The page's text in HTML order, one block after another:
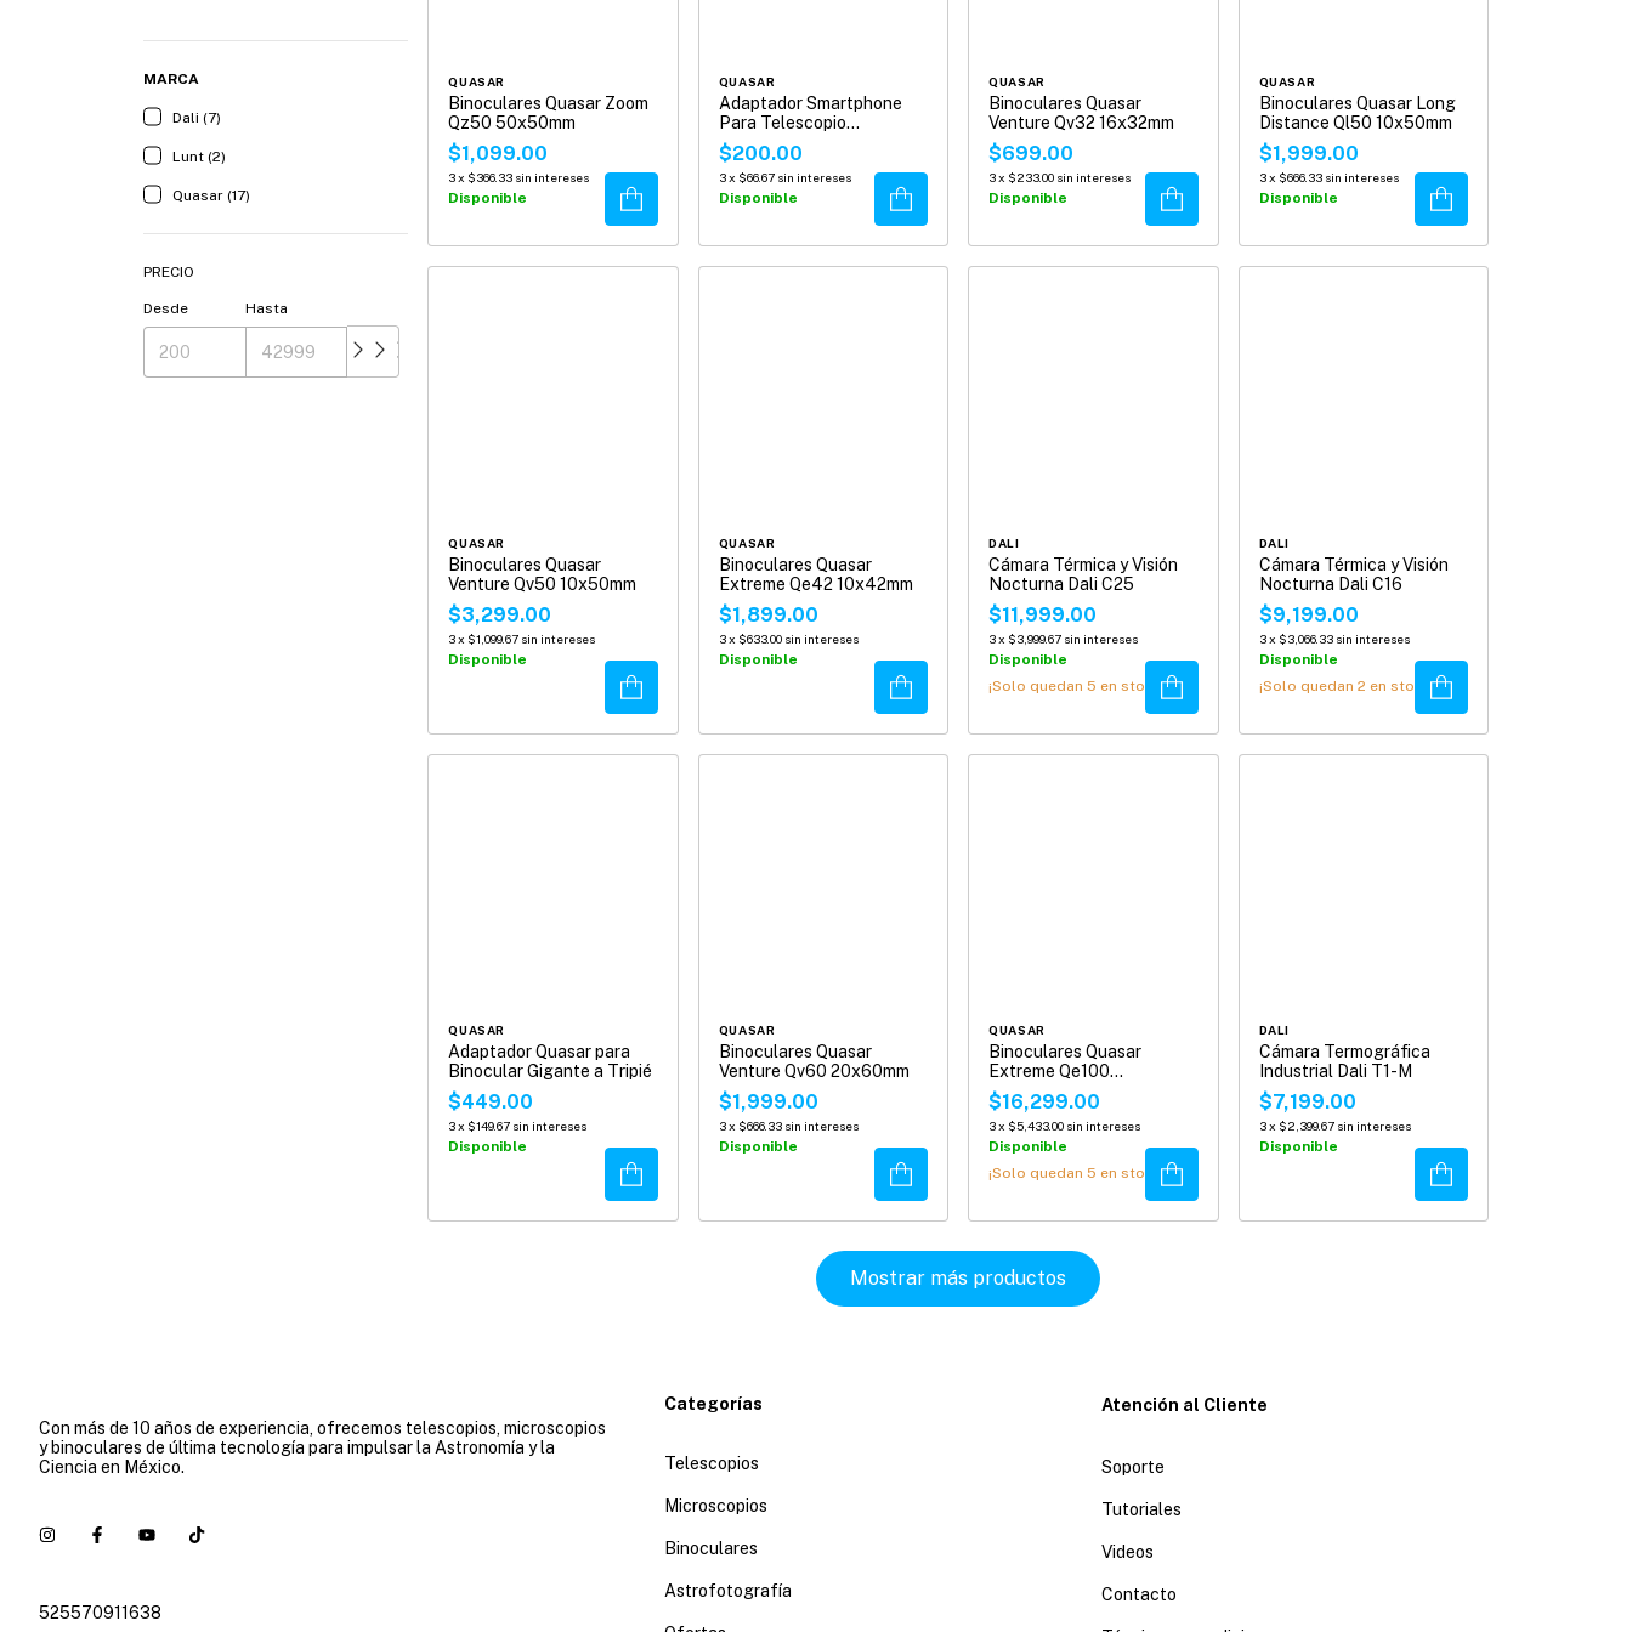
MARCA
Dali (7)
Lunt (2)
Quasar (17)
PRECIO
Desde Hasta
QUASAR
Binoculares Quasar Zoom
Qz50 50x50mm
$1,099.00
3x $366.33 sin intereses
Disponible Comprar
QUASAR
Adaptador Smartphone
Para Telescopio
Microscopio Y Binocular
$200.00
3x $66.67 sin intereses
Disponible Comprar
QUASAR
Binoculares Quasar
Venture Qv32 16x32mm
$699.00
3x $233.00 sin intereses
Disponible Comprar
QUASAR
Binoculares Quasar Long
Distance Ql50 10x50mm
$1,999.00
3 x $666.33 sin intereses
Disponible Comprar
QUASAR
Binoculares Quasar
Venture Qv50 10x50mm
$3,299.00
3x $1,099.67 sin intereses
Disponible
Comprar
QUASAR
Binoculares Quasar
Extreme Qe42 10x42mm
$1,899.00
3x $633.00 sin intereses
Disponible
Comprar
DALI
Cámara Térmica y Visión
Nocturna Dali C25
$11,999.00
3x $3,999.67 sin intereses
Disponible
¡Solo quedan5 en stock! Comprar
DALI
Cámara Térmica y Visión
Nocturna Dali C16
$9,199.00
3 x $3,066.33 sin intereses
Disponible
¡Solo quedan 2 en stock! Comprar
QUASAR
Adaptador Quasar para
Binocular Gigante a Tripié
$449.00
3x $149.67 sin intereses
Disponible
Comprar
QUASAR
Binoculares Quasar
Venture Qv60 20x60mm
$1,999.00
3x $666.33 sin intereses
Disponible
Comprar
QUASAR
Binoculares Quasar
Extreme Qe100
25x100mm Gigantes
$16,299.00
3x $5,433.00 sin intereses
Disponible
¡Solo quedan5 en stock! Comprar
DALI
Cámara Termográfica
Industrial Dali T1-M
$7,199.00
3 x $2,399.67 sin intereses
Disponible
Comprar
Mostrar más productos
Con más de 10 años de experiencia, ofrecemos telescopios, microscopios
y binoculares de última tecnología para impulsar la Astronomía y la
Ciencia en México.
525570911638
Categorías
Telescopios
Microscopios
Binoculares
Astrofotografía
Atención al Cliente
Soporte
Tutoriales
Videos
Contacto